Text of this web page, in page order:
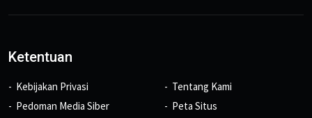
Ketentuan
Kebijakan Privasi
Pedoman Media Siber
Tentang Kami
Peta Situs